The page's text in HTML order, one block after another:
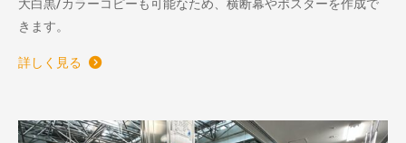
大白黒/カラーコピーも可能なため、横断幕やポスターを作成で
きます。
詳しく見る